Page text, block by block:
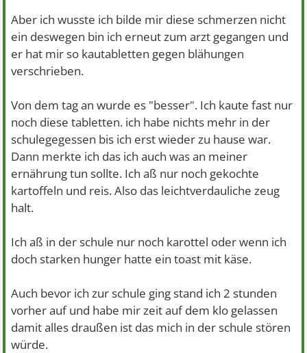
Aber ich wusste ich bilde mir diese schmerzen nicht
ein deswegen bin ich erneut zum arzt gegangen und
er hat mir so kautabletten gegen blähungen
verschrieben.
Von dem tag an wurde es "besser". Ich kaute fast nur
noch diese tabletten. ich habe nichts mehr in der
schulegegessen bis ich erst wieder zu hause war.
Dann merkte ich das ich auch was an meiner
ernährung tun sollte. Ich aß nur noch gekochte
kartoffeln und reis. Also das leichtverdauliche zeug
halt.
Ich aß in der schule nur noch karottel oder wenn ich
doch starken hunger hatte ein toast mit käse.
Auch bevor ich zur schule ging stand ich 2 stunden
vorher auf und habe mir zeit auf dem klo gelassen
damit alles draußen ist das mich in der schule stören
würde.